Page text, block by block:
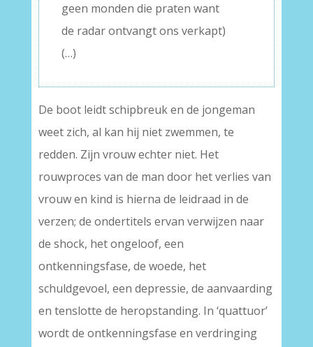
geen monden die praten want
de radar ontvangt ons verkapt)
(…)
De boot leidt schipbreuk en de jongeman
weet zich, al kan hij niet zwemmen, te
redden. Zijn vrouw echter niet. Het
rouwproces van de man door het verlies van
vrouw en kind is hierna de leidraad in de
verzen; de ondertitels ervan verwijzen naar
de shock, het ongeloof, een
ontkenningsfase, de woede, het
schuldgevoel, een depressie, de aanvaarding
en tenslotte de heropstanding. In ‘quattuor’
wordt de ontkenningsfase en verdringing